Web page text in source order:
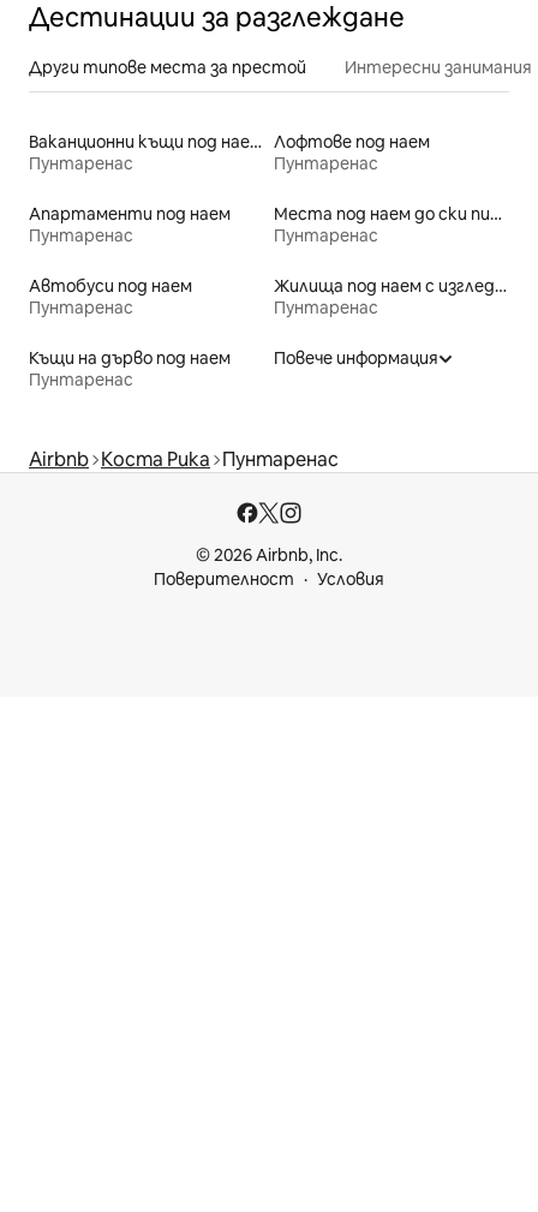
Дестинации за разглеждане
Други типове места за престой Интересни занимания
Ваканционни къщи под наем
Пунтаренас
Лофтове под наем
Пунтаренас
Апартаменти под наем
Пунтаренас
Места под наем до ски писти
Пунтаренас
Автобуси под наем
Пунтаренас
Жилища под наем с изглед към плажа
Пунтаренас
Къщи на дърво под наем
Пунтаренас
Повече информация
Airbnb Коста Рика Пунтаренас
© 2026 Airbnb, Inc.
Поверителност
Условия